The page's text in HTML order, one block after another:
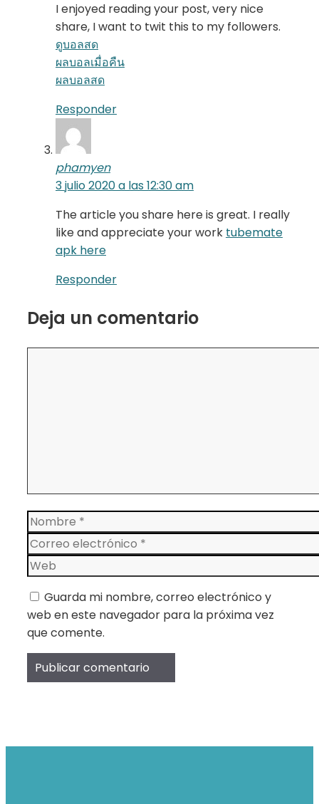
I enjoyed reading your post, very nice
share, I want to twit this to my followers.
ดูบอลสด
ผลบอลเมื่อคืน
ผลบอลสด
Responder
phamyen
3 julio 2020 a las 12:30 am
The article you share here is great. I really
like and appreciate your work tubemate
apk here
Responder
Deja un comentario
Nombre
Correo
electrónico
Web
Guarda mi nombre, correo electrónico y
web en este navegador para la próxima vez
que comente.